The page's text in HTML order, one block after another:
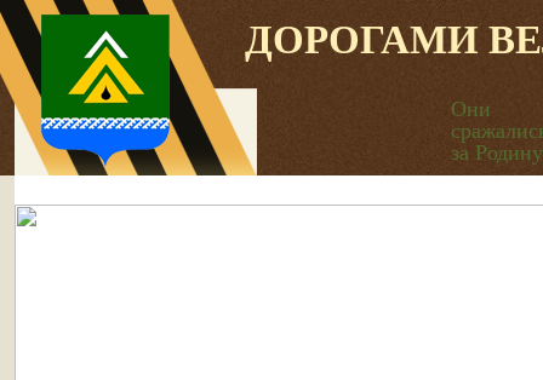
ДОРОГАМИ
Они
за Родину